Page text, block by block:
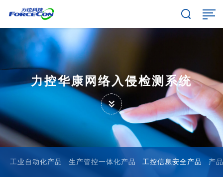
力控华康网络入侵检测系统
工业自动化产品 生产管控一体化产品 工控信息安全产品 产